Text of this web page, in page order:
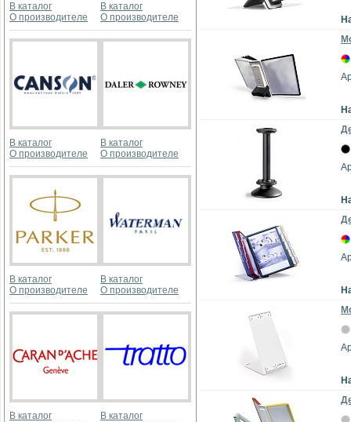
В каталог
О производителе
В каталог
О производителе
В каталог
О производителе
В каталог
О производителе
В каталог
О производителе
В каталог
О производителе
В каталог
В каталог